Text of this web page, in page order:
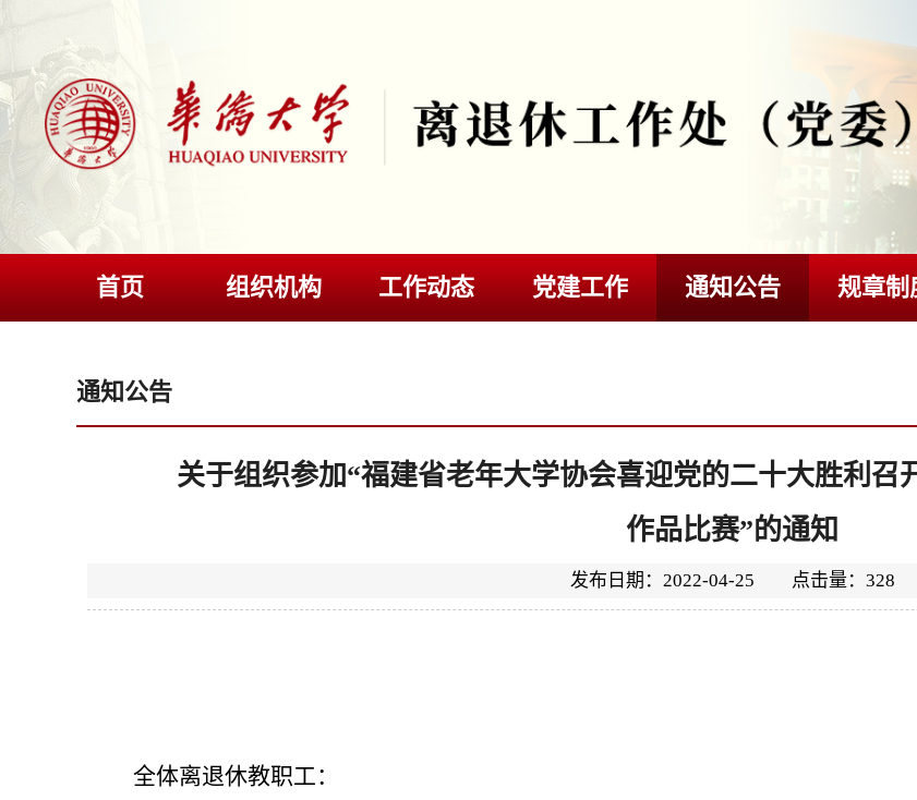
首页 组织机构 工作动态 党建工作 通知公告 规章制
通知公告
关于组织参加“福建省老年大学协会喜迎党的二十大胜利召
作品比赛”的通知
发布日期：2022-04-25 点击量： 328
全体离退休教职工：